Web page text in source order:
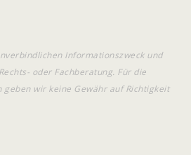
Informationszweck und
oder Fachberatung. Für die
wir keine Gewähr auf Richtigkeit